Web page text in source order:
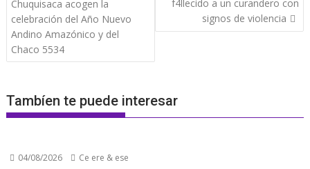
entradas
Chuquisaca acogen la
celebración del Año Nuevo
Andino Amazónico y del
Chaco 5534
f4llecido a un curandero con
signos de violencia
Tambíen te puede interesar
04/08/2026 Ce ere & ese